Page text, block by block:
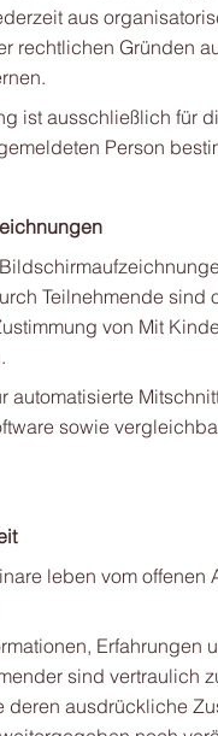
aus
rechtlichen Gründen
ist ausschließlich für
Person
Teilnehmende sind
von Mit
automatisierte
sowie
leben vom offenen
Erfahrungen
sind vertraulich
deren ausdrückliche